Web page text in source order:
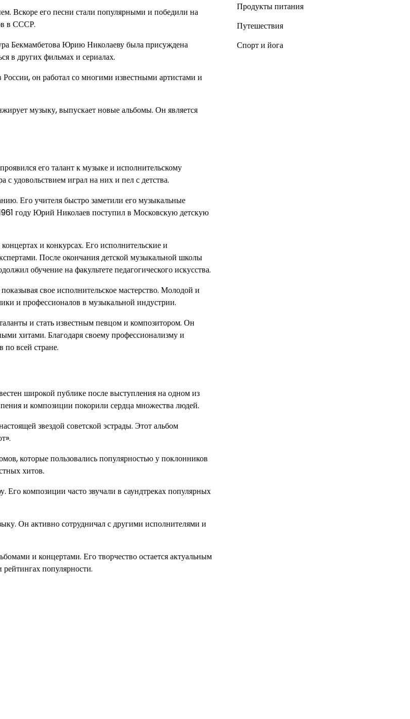
Вскоре его песни стали популярными и победили на
в СССР.
Бекмамбетова Юрию Николаеву была присуждена
в других фильмах и сериалах.
он работал со многими известными артистами и
музыку, выпускает новые альбомы. Он является
его талант к музыке и исполнительскому
удовольствием играл на них и пел с детства.
Его учителя быстро заметили его музыкальные
году Юрий Николаев поступил в Московскую детскую
и конкурсах. Его исполнительские и
После окончания детской музыкальной школы
обучение на факультете педагогического искусства.
свое исполнительское мастерство. Молодой и
и профессионалов в музыкальной индустрии.
и стать известным певцом и композитором. Он
хитами. Благодаря своему профессионализму и
всей стране.
широкой публике после выступления на одном из
и композиции покорили сердца множества людей.
звездой советской эстрады. Этот альбом
которые пользовались популярностью у поклонников
хитов.
композиции часто звучали в саундтреках популярных
Он активно сотрудничал с другими исполнителями и
и концертами. Его творчество остается актуальным
популярности.
Продукты питания
Путешествия
Спорт и йога